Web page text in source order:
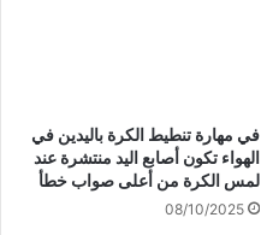
في مهارة تنطيط الكرة باليدين في
الهواء تكون أصابع اليد منتشرة عند
لمس الكرة من أعلى صواب خطأ
08/10/2025